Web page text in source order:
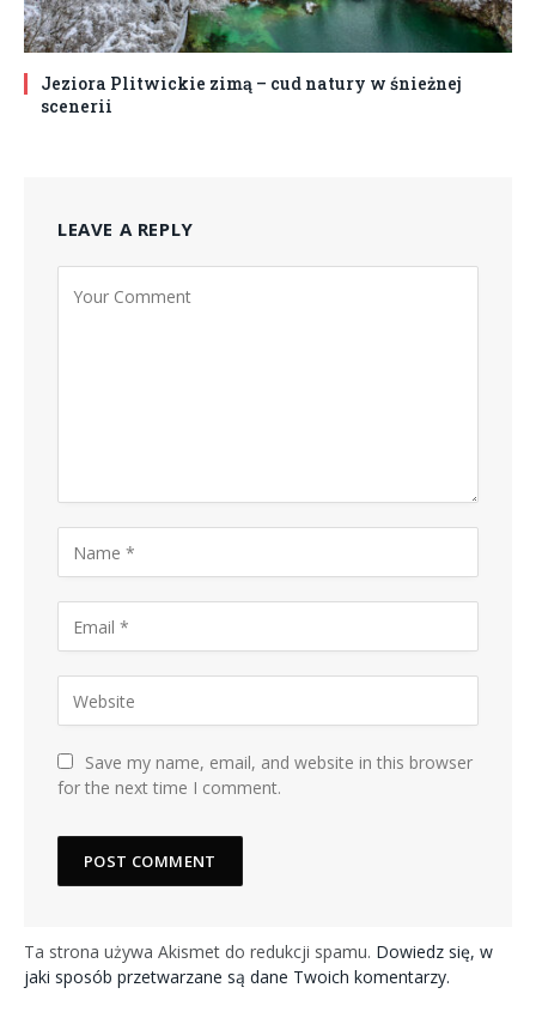
Jeziora Plitwickie zimą – cud natury w śnieżnej
scenerii
LEAVE A REPLY
Save my name, email, and website in this browser
for the next time I comment.
Ta strona używa Akismet do redukcji spamu. Dowiedz się, w
jaki sposób przetwarzane są dane Twoich komentarzy.